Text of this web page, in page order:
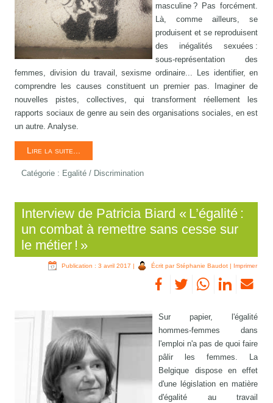
masculine ? Pas forcément.
Là, comme ailleurs, se
produisent et se reproduisent
des inégalités sexuées :
sous-représentation des
femmes, division du travail, sexisme ordinaire... Les identifier, en
comprendre les causes constituent un premier pas. Imaginer de
nouvelles pistes, collectives, qui transforment réellement les
rapports sociaux de genre au sein des organisations sociales, en est
un autre. Analyse.
Lire la suite...
Catégorie : Egalité / Discrimination
Interview de Patricia Biard « L’égalité :
un combat à remettre sans cesse sur
le métier ! »
Publication : 3 avril 2017 | Écrit par Stéphanie Baudot | Imprimer
Sur papier, l'égalité
hommes-femmes dans
l'emploi n'a pas de quoi faire
pâlir les femmes. La
Belgique dispose en effet
d'une législation en matière
d'égalité au travail